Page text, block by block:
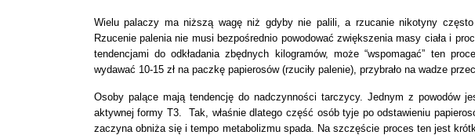
Wielu palaczy ma niższą wagę niż gdyby nie palili, a rzucanie nikotyny
Rzucenie palenia nie musi bezpośrednio powodować zwiększenia masy ciała i
tendencjami do odkładania zbędnych kilogramów, może “wspomagać” ten
wydawać 10-15 zł na paczkę papierosów (rzuciły palenie), przybrało na wadze
Osoby palące mają tendencję do nadczynności tarczycy. Jednym z powodów
aktywnej formy T3. Tak, właśnie dlatego część osób tyje po odstawieniu
zaczyna obniża się i tempo metabolizmu spada. Na szczęście proces ten jest